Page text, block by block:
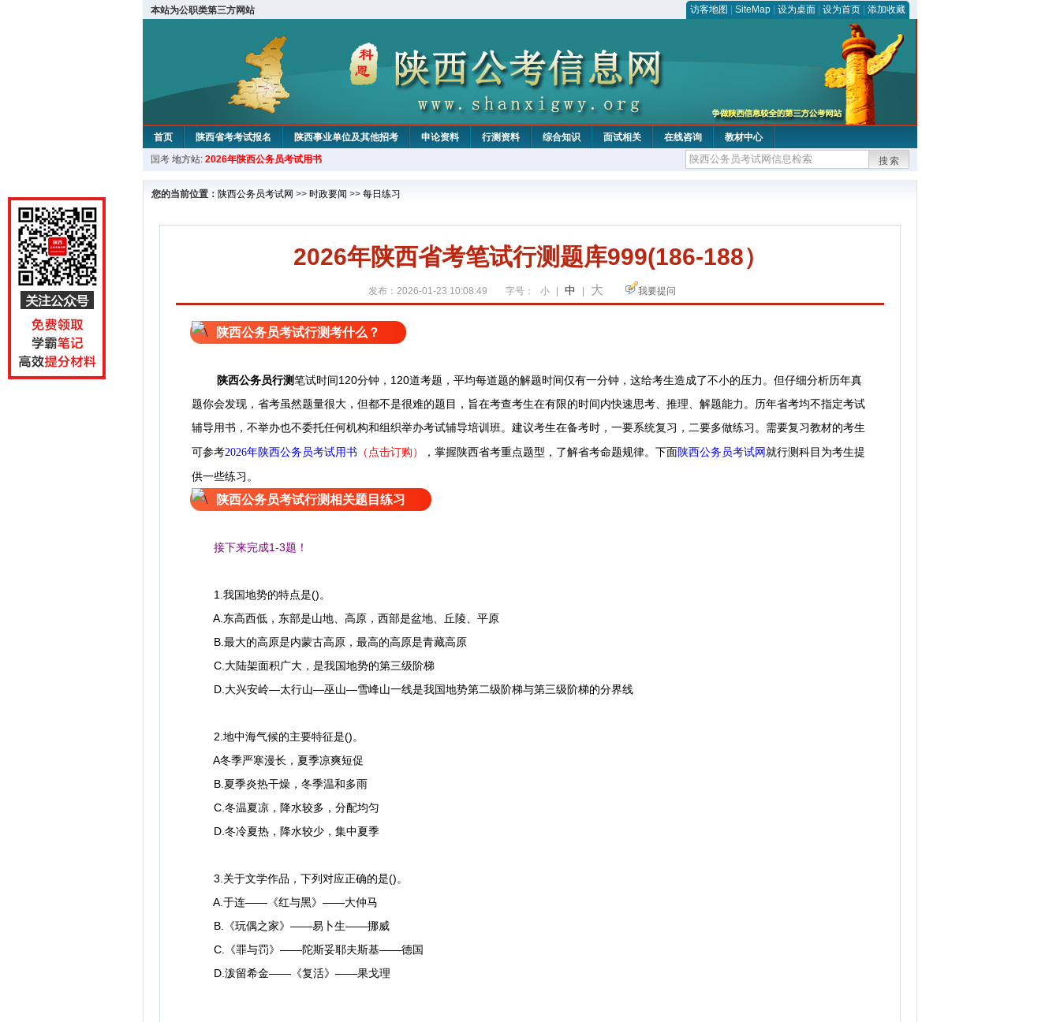
本站为公职类第三方网站 访客地图 SiteMap 设为桌面 设为首页 添加收藏
首页 陕西省考考试报名 陕西事业单位及其他招考 申论资料 行测资料 综合知识 面试相关 在线咨询
教材中心
国考 地方站: 2026年陕西公务员考试用书 搜索
您的当前位置： 陕西公务员考试网 >> 时政要闻 >> 每日练习
2026年陕西省考笔试行测题库999(186-188）
发布：2026-01-23 10:08:49 字号： 小 中 大 我要提问
陕西公务员考试行测考什么？
陕西公务员行测笔试时间120分钟，120道考题，平均每道题的解题时间仅有一分钟，这给考生造成了不小的压力。但仔细分析历年真
题你会发现，省考虽然题量很大，但都不是很难的题目，旨在考查考生在有限的时间内快速思考、推理、解题能力。
历年省考均不指定考试
辅导用书，不举办也不委托任何机构和组织举办考试辅导培训班。 建议考生在备考时，一要系统复习，二要多做练习。 需要复习教材的考生
可参考2026年陕西公务员考试用书 （点击订购） ， 掌握陕西省考重点题型，了解省考命题规律。 下面陕西公务员考试网就行测科目为考生提
供一些练习。
陕西公务员考试行测相关题目练习
接下来完成1-3题！
1.我国地势的特点是()。
A.东高西低，东部是山地、高原，西部是盆地、丘陵、平原
B.最大的高原是内蒙古高原，最高的高原是青藏高原
C.大陆架面积广大，是我国地势的第三级阶梯
D.大兴安岭—太行山—巫山—雪峰山一线是我国地势第二级阶梯与第三级阶梯的分界线
2.地中海气候的主要特征是()。
A冬季严寒漫长，夏季凉爽短促
B.夏季炎热干燥，冬季温和多雨
C.冬温夏凉，降水较多，分配均匀
D.冬冷夏热，降水较少，集中夏季
3.关于文学作品，下列对应正确的是()。
A.于连——《红与黑》——大仲马
B.《玩偶之家》——易卜生——挪威
C.《罪与罚》——陀斯妥耶夫斯基——德国
D.泼留希金——《复活》——果戈理